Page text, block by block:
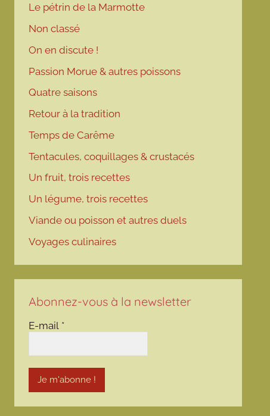
Le pétrin de la Marmotte
Non classé
On en discute !
Passion Morue & autres poissons
Quatre saisons
Retour à la tradition
Temps de Carême
Tentacules, coquillages & crustacés
Un fruit, trois recettes
Un légume, trois recettes
Viande ou poisson et autres duels
Voyages culinaires
Abonnez-vous à la newsletter
E-mail *